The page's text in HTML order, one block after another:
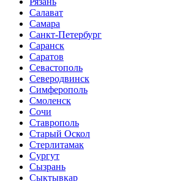
Салават
Самара
Санкт-Петербург
Саранск
Саратов
Севастополь
Северодвинск
Симферополь
Смоленск
Сочи
Ставрополь
Старый Оскол
Стерлитамак
Сургут
Сызрань
Сыктывкар